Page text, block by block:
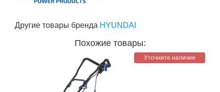
Другие товары бренда HYUNDAI
Похожие товары:
Уточните наличие